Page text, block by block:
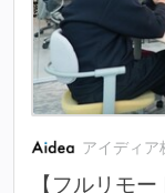
アイディア
【フルリモ